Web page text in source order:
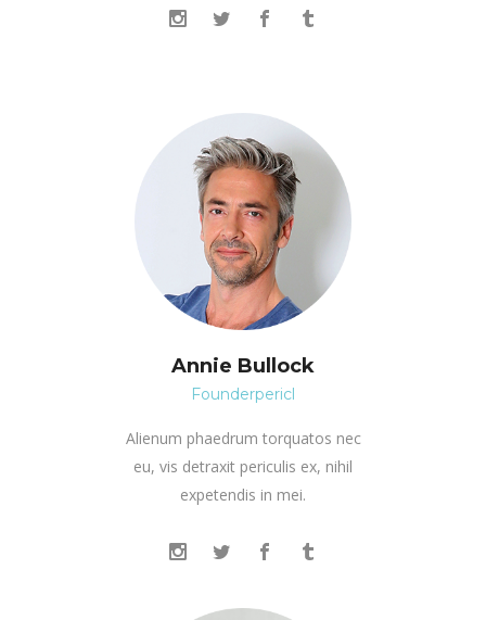
Annie Bullock
Founderpericl
Alienum phaedrum torquatos nec
eu, vis detraxit periculis ex, nihil
expetendis in mei.